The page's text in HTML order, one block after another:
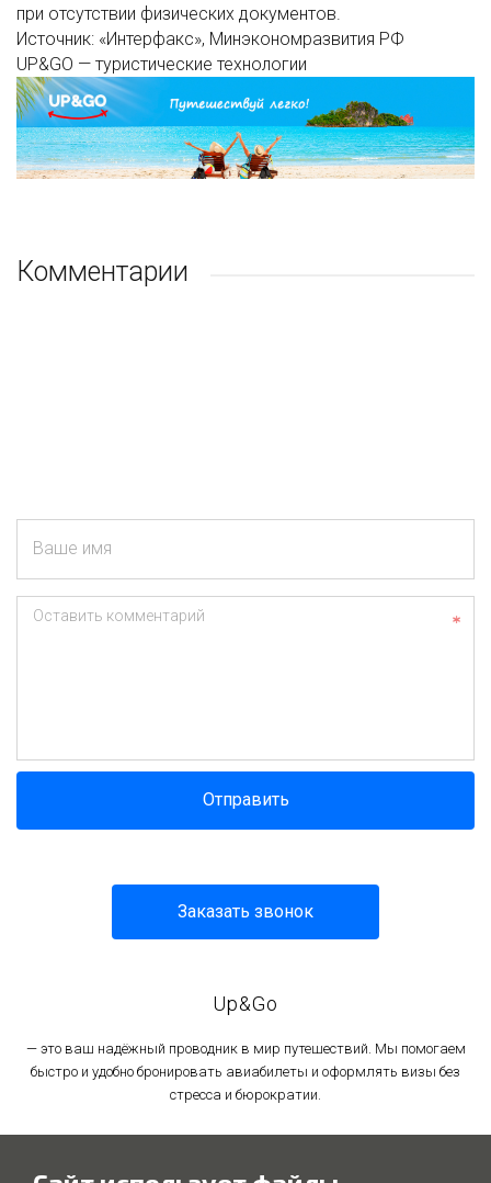
при отсутствии физических документов.
Источник: «Интерфакс», Минэкономразвития РФ
UP&GO — туристические технологии
Комментарии
Ваше имя
Оставить комментарий
Отправить
Заказать звонок
Up&Go
— это ваш надёжный проводник в мир путешествий. Мы помогаем
быстро и удобно бронировать авиабилеты и оформлять визы без
стресса и бюрократии.